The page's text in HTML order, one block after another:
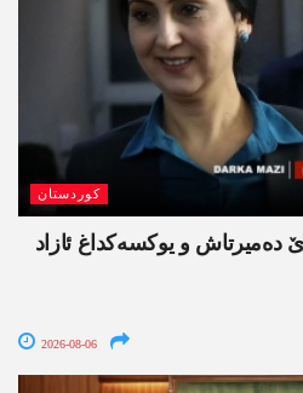
کوردستان
دەمیرتاش و یوکسەکداغ ئازاد
2026-08-06